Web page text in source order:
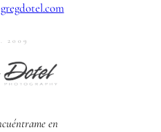
2009
en